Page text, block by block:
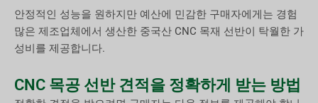
안정적인 성능을 원하지만 예산에 민감한 구매자에게는 경험
많은 제조업체에서 생산한 중국산 CNC 목재 선반이 탁월한 가
성비를 제공합니다.
CNC 목공 선반 견적을 정확하게 받는 방법